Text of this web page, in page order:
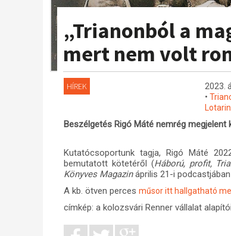
„Trianonból a
mert nem volt
HÍREK
2023.
•
Beszélgetés Rigó Máté nemrég megjelent
Kutatócsoportunk tagja, Rigó Máté
bemutatott kötetéről (Háború, profit,
Könyves Magazináprilis 21-i
A kb. ötven perces műsor itt hallgatható
címkép: a kolozsvári Renner vállalat